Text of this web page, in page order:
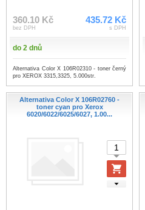
360.10 Kč
bez DPH
435.72 Kč
s DPH
do 2 dnů
Alternativa Color X 106R02310 - toner černý
pro XEROX 3315,3325, 5.000str.
Alternativa Color X 106R02760 -
toner cyan pro Xerox
6020/6022/6025/6027, 1.00...